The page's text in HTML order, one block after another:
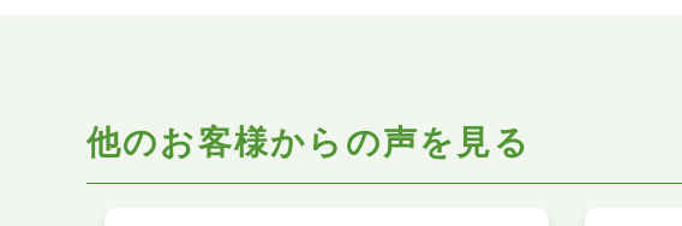
他のお客様からの声を見る